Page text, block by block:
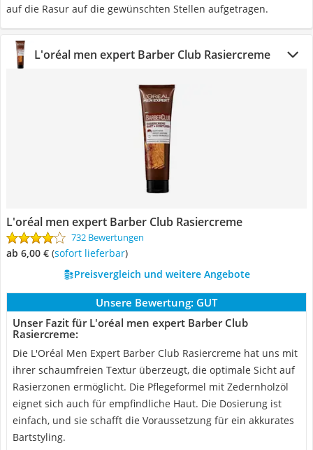
auf die Rasur auf die gewünschten Stellen aufgetragen.
L'oréal men expert Barber Club Rasiercreme
L'oréal men expert Barber Club Rasiercreme
732 Bewertungen
ab 6,00 € ( Sofort lieferbar)
Preisvergleich und weitere Angebote
Unsere Bewertung: GUT
Unser Fazit für L'oréal men expert Barber Club
Rasiercreme:
Die L'Oréal Men Expert Barber Club Rasiercreme hat uns mit
ihrer schaumfreien Textur überzeugt, die optimale Sicht auf
Rasierzonen ermöglicht. Die Pflegeformel mit Zedernholzöl
eignet sich auch für empfindliche Haut. Die Dosierung ist
einfach, und sie schafft die Voraussetzung für ein akkurates
Bartstyling.